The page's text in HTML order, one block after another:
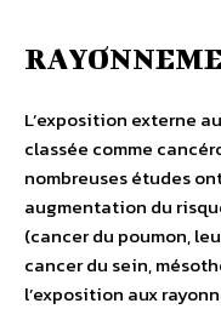
L’exposition externe
classée comme
nombreuses études
augmentation du
(cancer du poumon,
cancer du sein,
l’exposition aux